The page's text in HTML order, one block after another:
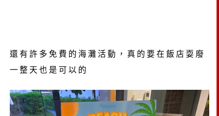
還有許多免費的海灘活動，真的要在飯店耍廢
一整天也是可以的